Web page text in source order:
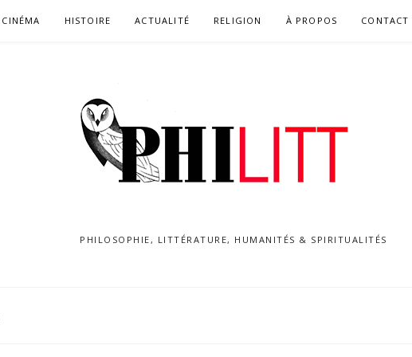
CINÉMA HISTOIRE ACTUALITÉ RELIGION À PROPOS CONTACT
PHILOSOPHIE, LITTÉRATURE, HUMANITÉS & SPIRITUALITÉS